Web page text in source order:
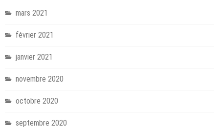
mars 2021
février 2021
janvier 2021
novembre 2020
octobre 2020
septembre 2020